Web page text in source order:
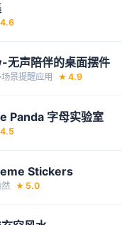
4.6
无声陪伴的桌面摆件
景提醒应用 ★ 4.9
Panda 字母实验室
4.5
Stickers
★ 5.0